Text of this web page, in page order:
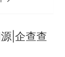
|企查查